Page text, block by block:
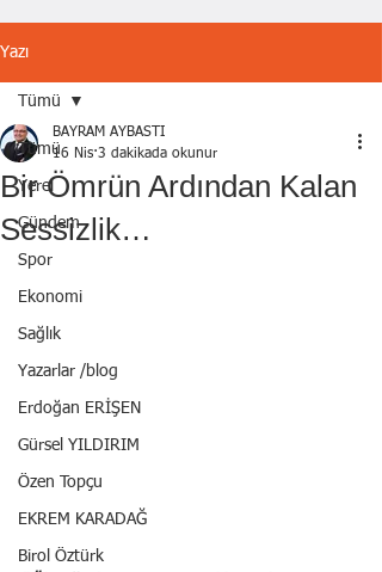
Yazı
Tümü
Yerel
Gündem
Spor
Ekonomi
Sağlık
Yazarlar /blog
Erdoğan ERİŞEN
Gürsel YILDIRIM
Özen Topçu
EKREM KARADAĞ
Birol Öztürk
Tümü
Bir Ömrün Ardından Kalan
Sessizlik…
BAYRAM AYBASTI
16 Nis 3 dakikada okunur